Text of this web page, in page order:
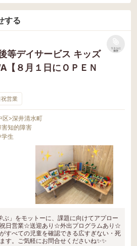
する
等デイサービス キッズ
【８月１日にＯＰＥＮ
リストに
保存
営業
区>深井清水町
害知的障害
生
」をモットーに、課題に向けてアプロー
日営業☆送迎あり☆外出プログラムあり☆
すべての児童を確認できる広すぎない・死
す。ご気軽にお問合せくださいね✨✨